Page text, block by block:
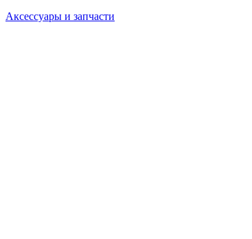
Аксессуары и запчасти